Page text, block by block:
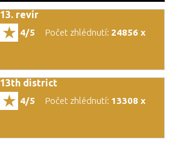
13. revír
4/5 Počet zhlédnutí: 24856 x
13th district
4/5 Počet zhlédnutí: 13308 x